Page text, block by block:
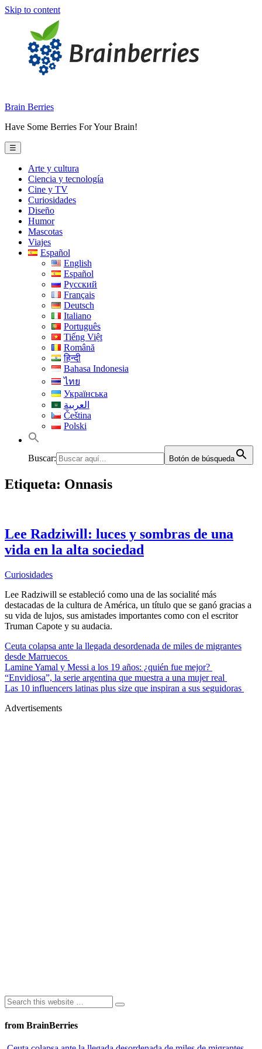
Skip to content
Brain Berries
Have Some Berries For Your Brain!
☰
Arte y cultura
Ciencia y tecnología
Cine y TV
Curiosidades
Diseño
Humor
Mascotas
Viajes
Español
English
Español
Русский
Français
Deutsch
Italiano
Português
Tiếng Việt
Română
हिन्दी
Bahasa Indonesia
ไทย
Українська
العربية
Čeština
Polski
Buscar: Botón de búsqueda
Etiqueta: Onnasis
Lee Radziwill: luces y sombras de una
vida en la alta sociedad
Curiosidades
Lee Radziwill se estableció como una de las socialité más
destacadas de la cultura de América, un título que se ganó gracias a
su vida de lujos, sus amistades importantes como con el escritor
Truman Capote y su audacia.
Ceuta colapsa ante la llegada desordenada de miles de migrantes
desde Marruecos
Lamine Yamal y Messi a los 19 años: ¿quién fue mejor?
“Envidiosa”, la serie argentina que muestra a una mujer real
Las 10 influencers latinas plus size que inspiran a sus seguidoras
Advertisements
from BrainBerries